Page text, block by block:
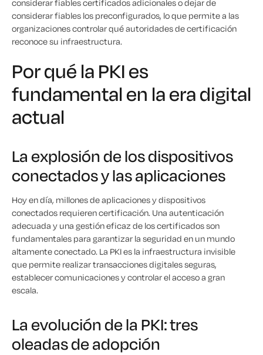
considerar fiables certificados adicionales o dejar de
considerar fiables los preconfigurados, lo que permite a las
organizaciones controlar qué autoridades de certificación
reconoce su infraestructura.
Por qué la PKI es
fundamental en la era digital
actual
La explosión de los dispositivos
conectados y las aplicaciones
Hoy en día, millones de aplicaciones y dispositivos
conectados requieren certificación. Una autenticación
adecuada y una gestión eficaz de los certificados son
fundamentales para garantizar la seguridad en un mundo
altamente conectado. La PKI es la infraestructura invisible
que permite realizar transacciones digitales seguras,
establecer comunicaciones y controlar el acceso a gran
escala.
La evolución de la PKI: tres
oleadas de adopción